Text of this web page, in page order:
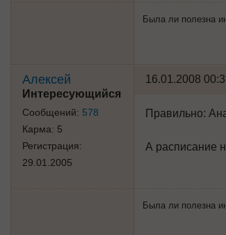
Была ли полезна
Алексей
Интересующийся
Сообщений: 578
Карма: 5
Регистрация:
29.01.2005
16.01.2008
Правильно:
А расписание
Была ли полезна